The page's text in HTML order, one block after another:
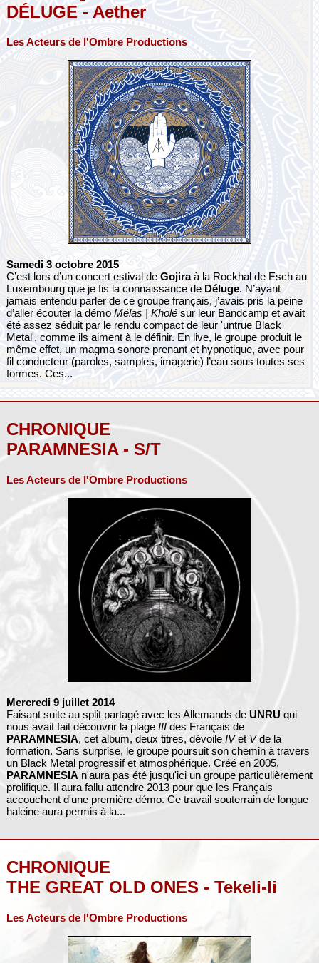
DÉLUGE - Aether
Les Acteurs de l'Ombre Productions
Samedi 3 octobre 2015
C’est lors d’un concert estival de Gojiraà la Rockhal de Esch au
Luxembourg que je fis la connaissance de Déluge. N’ayant
jamais entendu parler de ce groupe français, j’avais pris la peine
d’aller écouter la démo Mélas | Khōlésur leur Bandcamp et avait
été assez séduit par le rendu compact de leur 'untrue Black
Metal', comme ils aiment à le définir. En live, le groupe produit le
même effet, un magma sonore prenant et hypnotique, avec pour
fil conducteur (paroles, samples, imagerie) l’eau sous toutes ses
formes. Ces...
CHRONIQUE
PARAMNESIA - S/T
Les Acteurs de l'Ombre Productions
Mercredi 9 juillet 2014
Faisant suite au split partagé avec les Allemands de UNRU qui
nous avait fait découvrir la plage IIIdes Français de
PARAMNESIA, cet album, deux titres, dévoile IVet Vde la
formation. Sans surprise, le groupe poursuit son chemin à travers
un Black Metal progressif et atmosphérique. Créé en 2005,
PARAMNESIA n'aura pas été jusqu'ici un groupe particulièrement
prolifique. Il aura fallu attendre 2013 pour que les Français
accouchent d'une première démo. Ce travail souterrain de longue
haleine aura permis à la...
CHRONIQUE
THE GREAT OLD ONES - Tekeli-li
Les Acteurs de l'Ombre Productions